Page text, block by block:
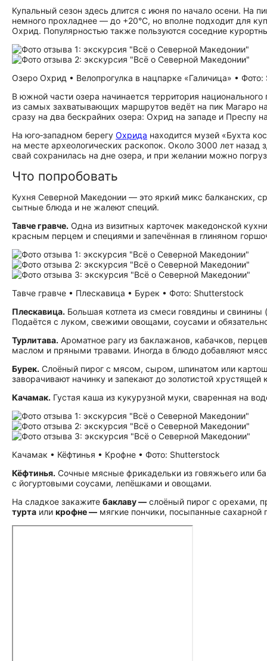
Купальный сезон здесь длится с июня по начало осени. На
немного прохладнее — до +20°C, но вполне подходит для
Охрид. Популярностью также пользуются соседние
Озеро Охрид • Велопрогулка в нацпарке «Галичица» •
В южной части озера начинается территория
из самых захватывающих маршрутов ведёт на пик Магаро
сразу на два бескрайних озера: Охрид на западе и Преспу
На юго‑западном берегу Охрида находится музей «Бухта
на месте археологических раскопок. Около 3000 лет
свай сохранилась на дне озера, и при желании можно
Что попробовать
Кухня Северной Македонии — это яркий микс балканских,
сытные блюда и не жалеют специй.
Тавче гравче. Одна из визитных карточек македонской
красным перцем и специями и запечённая в глиняном
Тавче гравче • Плескавица • Бурек • Фото: Shutterstock
Плескавица. Большая котлета из смеси говядины и свинины
Подаётся с луком, свежими овощами, соусами и
Турлитава. Ароматное рагу из баклажанов, кабачков,
маслом и пряными травами. Иногда в блюдо добавляют
Бурек. Слоёный пирог с мясом, сыром, шпинатом или
заворачивают начинку и запекают до золотистой хрустящей
Качамак. Густая каша из кукурузной муки, сваренная на
Качамак • Кёфтинья • Крофне • Фото: Shutterstock
Кёфтинья. Сочные мясные фрикадельки из говяжьего или
с йогуртовыми соусами, лепёшками и овощами.
На сладкое закажите баклаву — слоёный пирог с орехами,
турта или крофне — мягкие пончики, посыпанные сахарной